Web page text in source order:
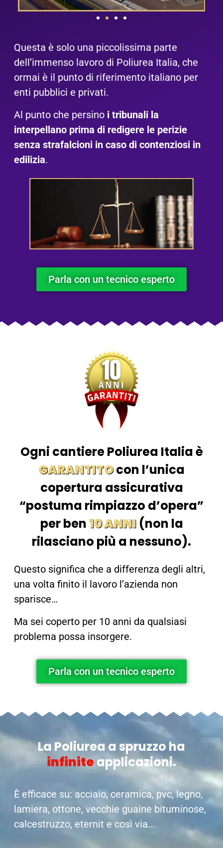
Questa è solo una piccolissima parte
dell’immenso lavoro di Poliurea Italia, che
ormai è il punto di riferimento italiano per
enti pubblici e privati.
Al punto che persino i tribunali la
interpellano prima di redigere le perizie
senza strafalcioni in caso di contenziosi in
edilizia.
Parla con un tecnico esperto
Ogni cantiere Poliurea Italia è
GARANTITOcon l’unica
copertura assicurativa
“postuma rimpiazzo d’opera”
per ben10 ANNI(non la
rilasciano più a nessuno).
Questo significa che a differenza degli altri,
una volta finito il lavoro l’azienda non
sparisce…
Ma sei coperto per 10 anni da qualsiasi
problema possa insorgere.
Parla con un tecnico esperto
La Poliurea a spruzzo ha
infinite applicazioni.
È efficace su: acciaio, ceramica, pvc, legno,
lamiera, ottone, vecchie guaine bituminose,
calcestruzzo, eternit e così via…